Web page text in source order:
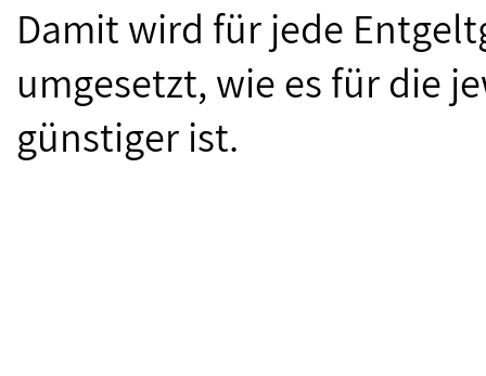
Damit wird für jede
umgesetzt, wie es für die
günstiger ist.